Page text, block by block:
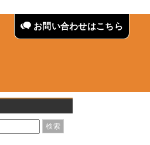
お問い合わせはこちら